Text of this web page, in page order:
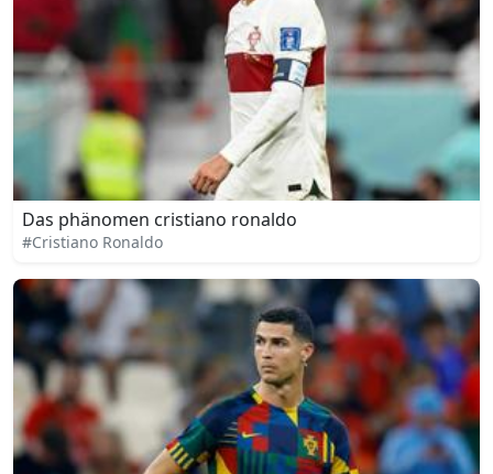
Das phänomen cristiano ronaldo
#Cristiano Ronaldo